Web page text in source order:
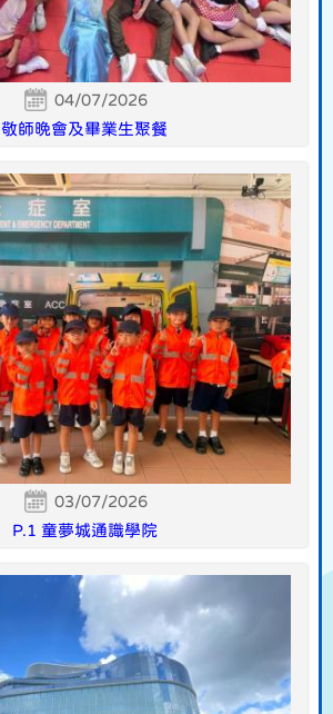
04/07/2026
敬師晚會及畢業生聚餐
03/07/2026
P.1 童夢城通識學院